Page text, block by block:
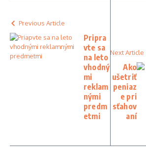
Previous Article
Pripra
vte sa
na leto
vhodný
mi
reklam
nými
predm
etmi
Next Article
Ako
ušetriť
peniaz
e pri
sťahov
aní